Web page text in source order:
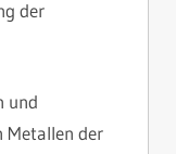
der
und
Metallen der